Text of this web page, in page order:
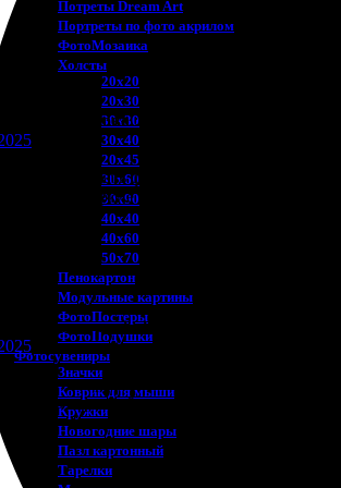
Потреты Dream Art
Портреты по фото акрилом
ФотоМозаика
Холсты
20х20
20х30
30х30
30х40
20х45
30х60
30х90
40х40
40х60
50х70
Пенокартон
Модульные картины
ФотоПостеры
ФотоПодушки
Фотоcувениры
Значки
Коврик для мыши
Кружки
Новогодние шары
Пазл картонный
Тарелки
Кожевникова :
Заказала печать фотокниги и осталась в
страницы яркие и четкие. Отличный
Завьялов : ★ ★
опыт сотрудничества с сервисом
фото через сайт, интерфейс